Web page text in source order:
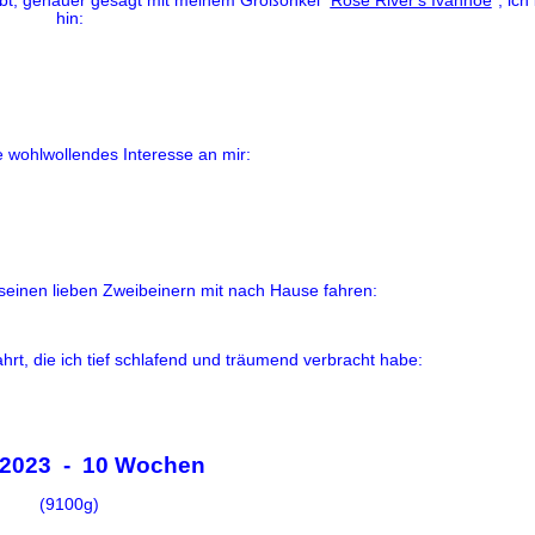
hin:
wohlwollendes Interesse an mir:
lieben Zweibeinern mit nach Hause fahren:
die ich tief schlafend und träumend verbracht habe:
- 10 Wochen
(9100g)